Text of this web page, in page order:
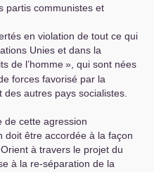
partis communistes et
en violation de tout ce qui
Unies et dans la
de l’homme», qui sont nées
forces favorisé par la
des autres pays socialistes.
de cette agression
doit être accordée à la façon
à travers le projet du
à la re-séparation de la